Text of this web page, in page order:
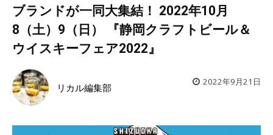
ブランドが一同大集結！ 2022年10月
8（土）9（日） 『静岡クラフトビール＆
ウイスキーフェア2022』
リカル編集部 2022年9月21日